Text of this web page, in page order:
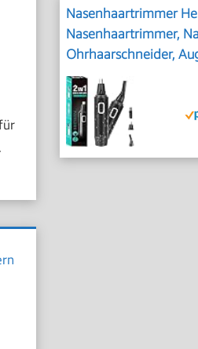
Nasenhaartrimmer
Nasenhaartrimmer,
Ohrhaarschneider,
Schmerzloser